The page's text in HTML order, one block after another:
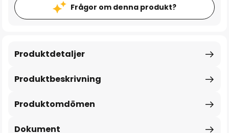
Frågor om denna produkt?
Produktbeskrivning
Produktdetaljer
Produktomdömen
Dokument